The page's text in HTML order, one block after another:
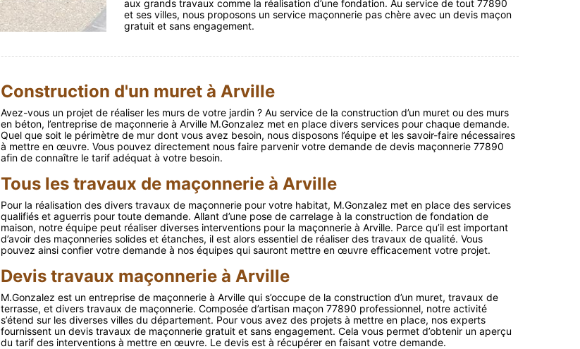
aux grands travaux comme la réalisation d’une fondation. Au service de tout 77890
et ses villes, nous proposons un service maçonnerie pas chère avec un devis maçon
gratuit et sans engagement.
Construction d'un muret à Arville
Avez-vous un projet de réaliser les murs de votre jardin ? Au service de la construction d’un muret ou des murs
en béton, l’entreprise de maçonnerie à Arville M.Gonzalez met en place divers services pour chaque demande.
Quel que soit le périmètre de mur dont vous avez besoin, nous disposons l’équipe et les savoir-faire nécessaires
à mettre en œuvre. Vous pouvez directement nous faire parvenir votre demande de devis maçonnerie 77890
afin de connaître le tarif adéquat à votre besoin.
Tous les travaux de maçonnerie à Arville
Pour la réalisation des divers travaux de maçonnerie pour votre habitat, M.Gonzalez met en place des services
qualifiés et aguerris pour toute demande. Allant d’une pose de carrelage à la construction de fondation de
maison, notre équipe peut réaliser diverses interventions pour la maçonnerie à Arville. Parce qu’il est important
d’avoir des maçonneries solides et étanches, il est alors essentiel de réaliser des travaux de qualité. Vous
pouvez ainsi confier votre demande à nos équipes qui sauront mettre en œuvre efficacement votre projet.
Devis travaux maçonnerie à Arville
M.Gonzalez est un entreprise de maçonnerie à Arville qui s’occupe de la construction d’un muret, travaux de
terrasse, et divers travaux de maçonnerie. Composée d’artisan maçon 77890 professionnel, notre activité
s’étend sur les diverses villes du département. Pour vous avez des projets à mettre en place, nos experts
fournissent un devis travaux de maçonnerie gratuit et sans engagement. Cela vous permet d’obtenir un aperçu
du tarif des interventions à mettre en œuvre. Le devis est à récupérer en faisant votre demande.